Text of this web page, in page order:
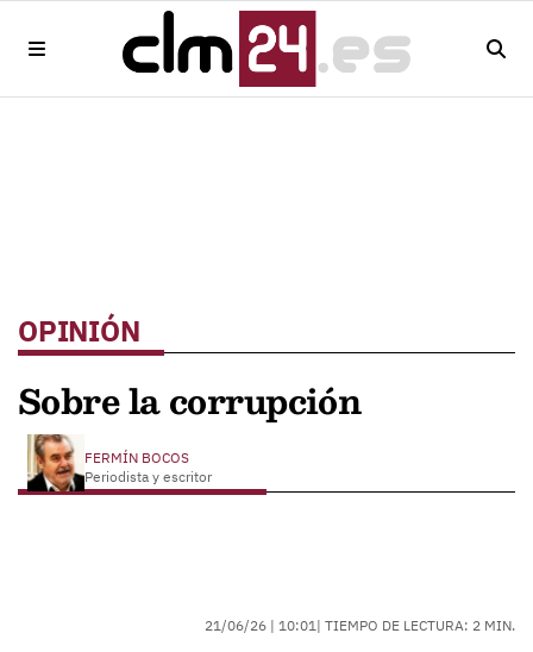
OPINIÓN
Sobre la corrupción
FERMÍN BOCOS
Periodista y escritor
21/06/26 | 10:01| TIEMPO DE LECTURA: 2 MIN.